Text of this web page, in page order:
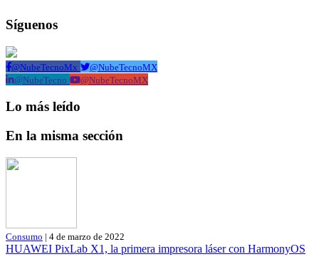
Síguenos
@NubeTecnoMx
@NubeTecnoMX
@NubeTecno
@NubeTecnoMX
Lo más leído
En la misma sección
Consumo | 4 de marzo de 2022
HUAWEI PixLab X1, la primera impresora láser con HarmonyOS